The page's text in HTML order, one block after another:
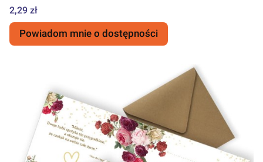
Cena
2,29 zł
Powiadom mnie o dostępności